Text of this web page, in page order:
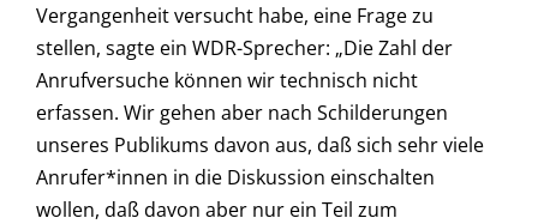
Vergangenheit versucht habe, eine Frage zu
stellen, sagte ein WDR-Sprecher: „Die Zahl der
Anrufversuche können wir technisch nicht
erfassen. Wir gehen aber nach Schilderungen
unseres Publikums davon aus, daß sich sehr viele
Anrufer*innen in die Diskussion einschalten
wollen, daß davon aber nur ein Teil zum